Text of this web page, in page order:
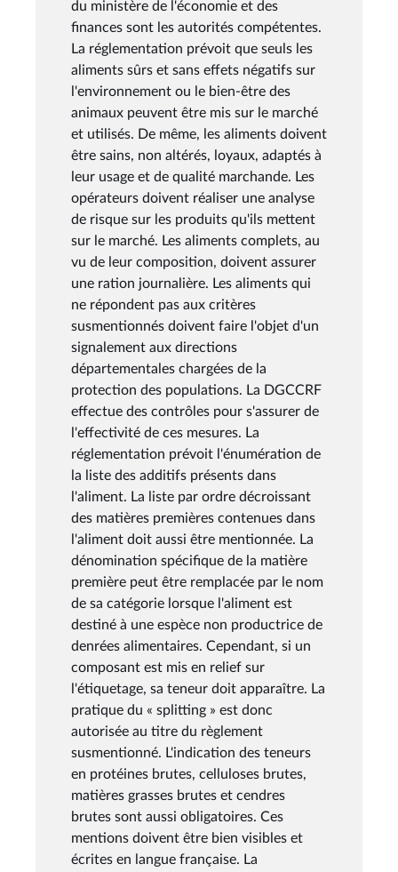
du ministère de l'économie et des
finances sont les autorités compétentes.
La réglementation prévoit que seuls les
aliments sûrs et sans effets négatifs sur
l'environnement ou le bien-être des
animaux peuvent être mis sur le marché
et utilisés. De même, les aliments doivent
être sains, non altérés, loyaux, adaptés à
leur usage et de qualité marchande. Les
opérateurs doivent réaliser une analyse
de risque sur les produits qu'ils mettent
sur le marché. Les aliments complets, au
vu de leur composition, doivent assurer
une ration journalière. Les aliments qui
ne répondent pas aux critères
susmentionnés doivent faire l'objet d'un
signalement aux directions
départementales chargées de la
protection des populations. La DGCCRF
effectue des contrôles pour s'assurer de
l'effectivité de ces mesures. La
réglementation prévoit l'énumération de
la liste des additifs présents dans
l'aliment. La liste par ordre décroissant
des matières premières contenues dans
l'aliment doit aussi être mentionnée. La
dénomination spécifique de la matière
première peut être remplacée par le nom
de sa catégorie lorsque l'aliment est
destiné à une espèce non productrice de
denrées alimentaires. Cependant, si un
composant est mis en relief sur
l'étiquetage, sa teneur doit apparaître. La
pratique du « splitting » est donc
autorisée au titre du règlement
susmentionné. L'indication des teneurs
en protéines brutes, celluloses brutes,
matières grasses brutes et cendres
brutes sont aussi obligatoires. Ces
mentions doivent être bien visibles et
écrites en langue française. La